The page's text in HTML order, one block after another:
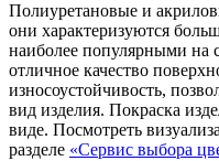
Полиуретановые и
они характеризуются
наиболее популярными на
отличное качество
износоустойчивость,
вид изделия. Покраска
виде. Посмотреть
разделе «Сервис выбора